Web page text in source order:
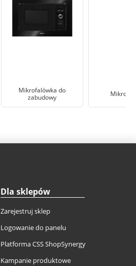
Mikrofalówka do
zabudowy
Dla sklepów
Zarejestruj sklep
Logowanie do panelu
Platforma CSS ShopSynergy
Kampanie produktowe